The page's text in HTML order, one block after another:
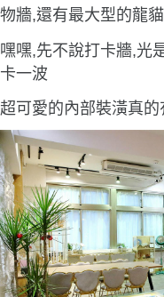
物牆,還有最大型的龍
嘿嘿,先不說打卡牆,光
卡一波
超可愛的內部裝潢真的